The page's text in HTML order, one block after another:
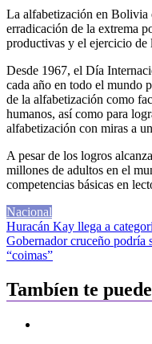
La alfabetización en Bolivia
erradicación de la extrema
productivas y el ejercicio de
Desde 1967, el Día
cada año en todo el mundo
de la alfabetización como
humanos, así como para
alfabetización con miras a
A pesar de los logros
millones de adultos en el
competencias básicas en
Nacional
Navegación
de
Huracán Kay llega a
Gobernador cruceño podría
“coimas”
Tambíen te